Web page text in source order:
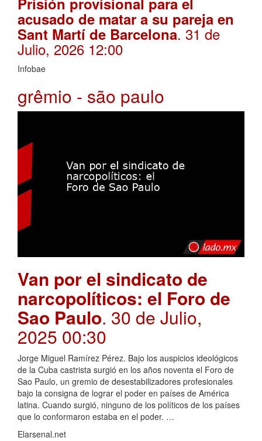
acusado de matar a su pareja en
Sant Martí de Barcelona. 31 de
Julio, 2026 12:00
Infobae
grêmio - são paulo
Van por el sindicato de
narcopolíticos: el Foro de
Sao Paulo. 30 de Julio,
2025 00:30
Jorge Miguel Ramírez Pérez. Bajo los auspicios ideológicos
de la Cuba castrista surgió en los años noventa el Foro de
Sao Paulo, un gremio de desestabilizadores profesionales
bajo la consigna de lograr el poder en países de América
latina. Cuando surgió, ninguno de los políticos de los países
que lo conformaron estaba en el poder. …
Elarsenal.net